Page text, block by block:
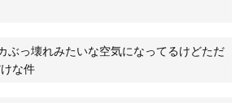
ぶっ壊れみたいな空気になってるけどただ
な件